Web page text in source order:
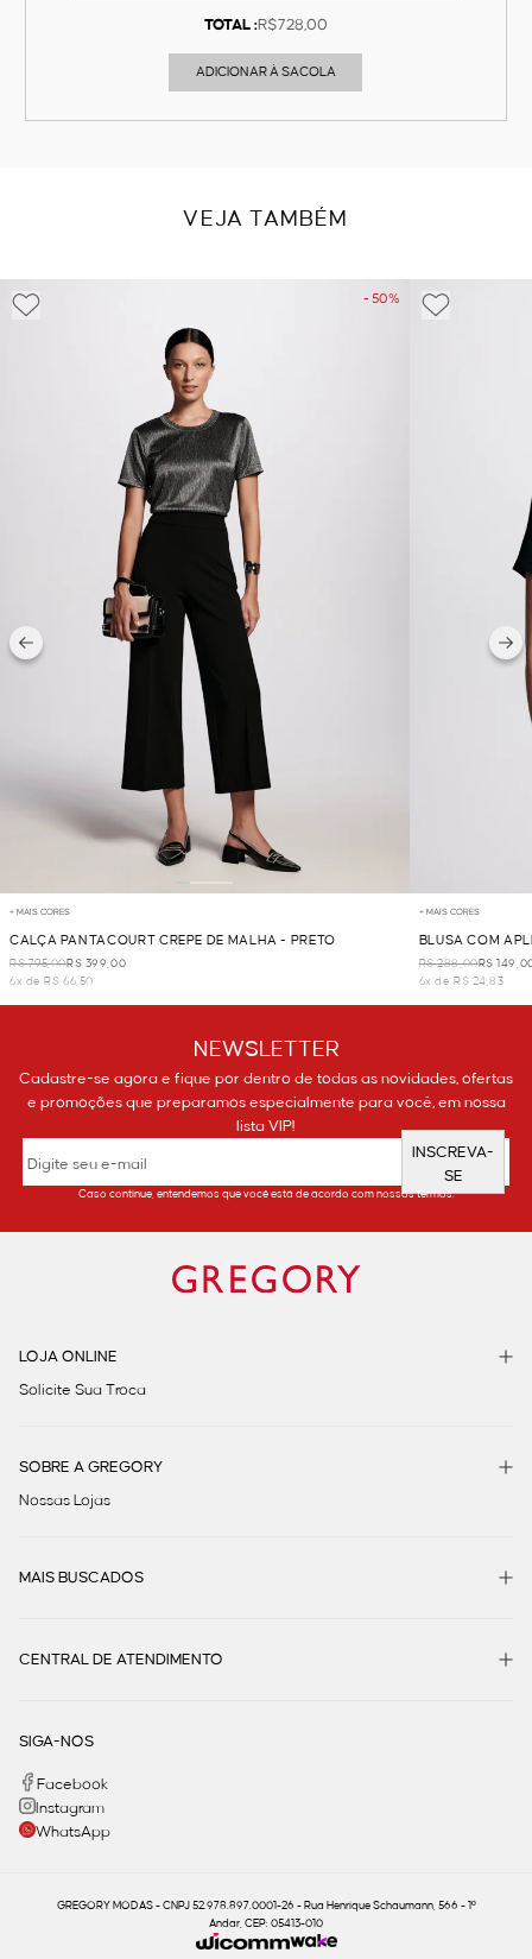
TOTAL :R$728,00
ADICIONAR À SACOLA
VEJA TAMBÉM
- 50%
+ MAIS CORES
CALÇA PANTACOURT CREPE DE MALHA - PRETO
R$ 795,00R$ 399,00
6x de R$ 66,50
+ MAIS CORES
BLUSA COM
R$ 288,00R$
6x de R$ 24,83
NEWSLETTER
Cadastre-se agora e fique por dentro de todas as novidades, ofertas
e promoções que preparamos especialmente para você, em nossa
lista VIP!
INSCREVA-
SE
Caso continue, entendemos que você está de acordo com nossos termos.
LOJA ONLINE
Solicite Sua Troca
SOBRE A GREGORY
Nossas Lojas
MAIS BUSCADOS
CENTRAL DE ATENDIMENTO
SIGA-NOS
Facebook
Instagram
WhatsApp
GREGORY MODAS - CNPJ 52.978.897.0001-26 - Rua Henrique Schaumann, 566 - 1º
Andar, CEP: 05413-010